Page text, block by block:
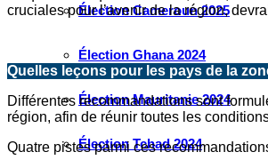
Élection Cameroun 2025
Élection Ghana 2024
Élection Mauritanie 2024
Élection Tchad 2024
cruciales pour l’avenir de la région,
Quelles leçons pour les pays de la
Différentes recommandations sont
région, afin de réunir toutes les
Quatre pistes parmi ces